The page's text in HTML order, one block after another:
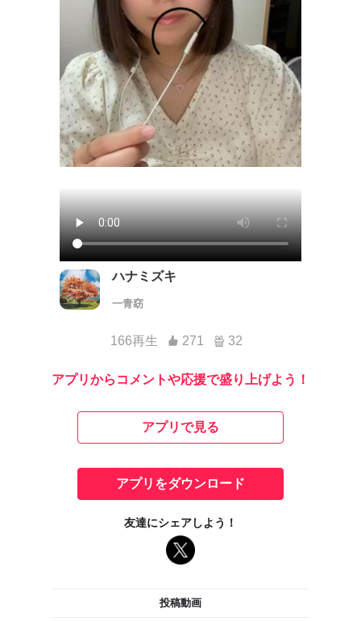
ハナミズキ
一青窈
166再生 271 32
アプリからコメントや応援で盛り上げよう！
アプリで見る
アプリをダウンロード
友達にシェアしよう！
投稿動画